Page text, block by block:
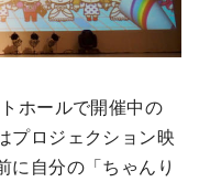
ホールで開催中の
プロジェクション映
に自分の「ちゃんり